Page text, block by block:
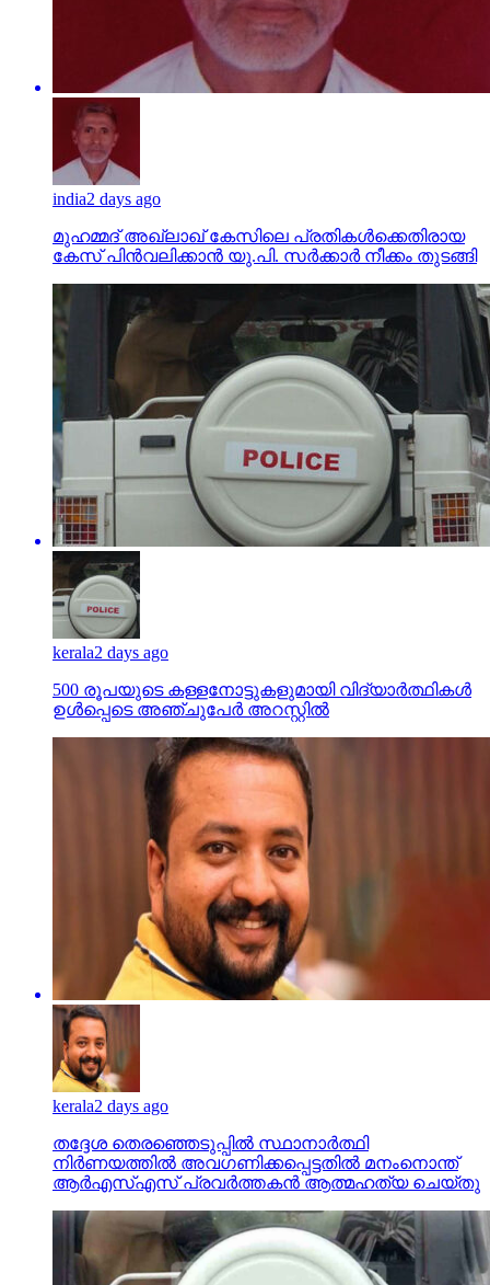
india2 days ago
മുഹമ്മദ് അഖ്‌ലാഖ് കേസിലെ പ്രതികള്‍ക്കെതിരായ
കേസ് പിന്‍വലിക്കാന്‍ യു.പി. സര്‍ക്കാര്‍ നീക്കം തുടങ്ങി
kerala2 days ago
500 രൂപയുടെ കള്ളനോട്ടുകളുമായി വിദ്യാര്‍ത്ഥികള്‍
ഉള്‍പ്പെടെ അഞ്ചുപേര്‍ അറസ്റ്റില്‍
kerala2 days ago
തദ്ദേശ തെരഞ്ഞെടുപ്പില്‍ സ്ഥാനാര്‍ത്ഥി
നിര്‍ണയത്തില്‍ അവഗണിക്കപ്പെട്ടതില്‍ മനംനൊന്ത്
ആര്‍എസ്എസ് പ്രവര്‍ത്തകന്‍ ആത്മഹത്യ ചെയ്തു